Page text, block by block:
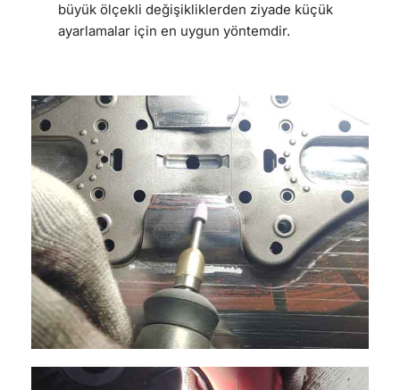
büyük ölçekli değişikliklerden ziyade küçük
ayarlamalar için en uygun yöntemdir.